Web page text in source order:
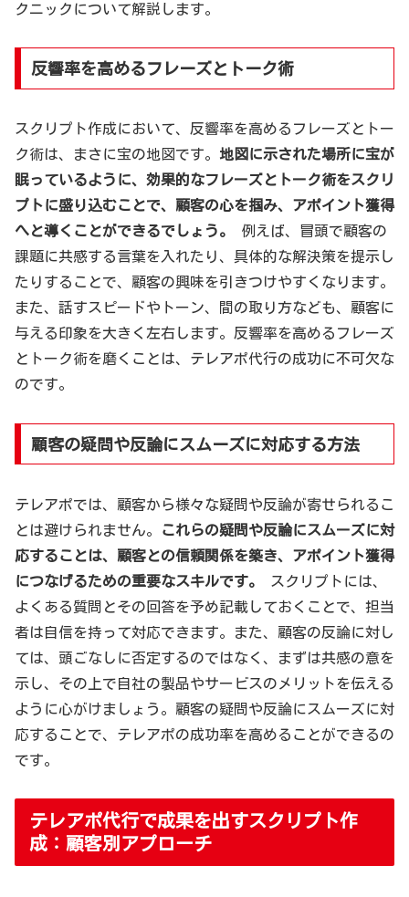
クニックについて解説します。
反響率を高めるフレーズとトーク術
スクリプト作成において、反響率を高めるフレーズとトー
ク術は、まさに宝の地図です。 地図に示された場所に宝が
眠っているように、効果的なフレーズとトーク術をスクリ
プトに盛り込むことで、顧客の心を掴み、アポイント獲得
へと導くことができるでしょう。
例えば、冒頭で顧客の
課題に共感する言葉を入れたり、具体的な解決策を提示し
たりすることで、顧客の興味を引きつけやすくなります。
また、話すスピードやトーン、間の取り方なども、顧客に
与える印象を大きく左右します。反響率を高めるフレーズ
とトーク術を磨くことは、テレアポ代行の成功に不可欠な
のです。
顧客の疑問や反論にスムーズに対応する方法
テレアポでは、顧客から様々な疑問や反論が寄せられるこ
とは避けられません。
これらの疑問や反論にスムーズに対
応することは、顧客との信頼関係を築き、アポイント獲得
につなげるための重要なスキルです。
スクリプトには、
よくある質問とその回答を予め記載しておくことで、担当
者は自信を持って対応できます。また、顧客の反論に対し
ては、頭ごなしに否定するのではなく、まずは共感の意を
示し、その上で自社の製品やサービスのメリットを伝える
ように心がけましょう。顧客の疑問や反論にスムーズに対
応することで、テレアポの成功率を高めることができるの
です。
テレアポ代行で成果を出すスクリプト作
成：顧客別アプローチ